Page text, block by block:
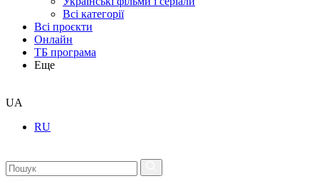
Всі категорії
Всі проєкти
Онлайн
ТБ програма
Еще
UA
RU